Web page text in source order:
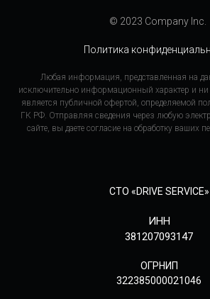
© 2023 Company Inc.
Политика
Любая информация, представленная на
исключительно информационный характер и ни
является публичной офертой, определяемой
ГК РФ. Отправляя сведения через любую
сайте, вы даете согласие на обработку ваших
СТО «DRIVE SERVICE»
ИНН
381207093147
ОГРНИП
322385000021046